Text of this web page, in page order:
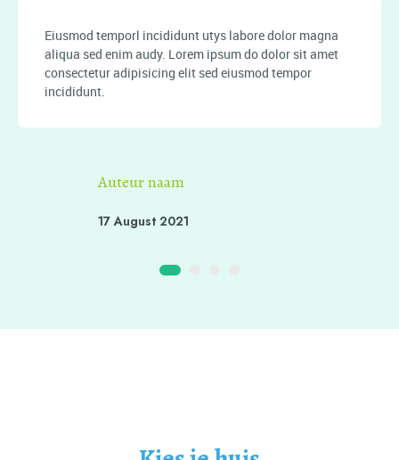
Eiusmod temporl incididunt utys labore dolor magna
aliqua sed enim audy. Lorem ipsum do dolor sit amet
consectetur adipisicing elit sed eiusmod tempor
incididunt.
Auteur naam
17 August 2021